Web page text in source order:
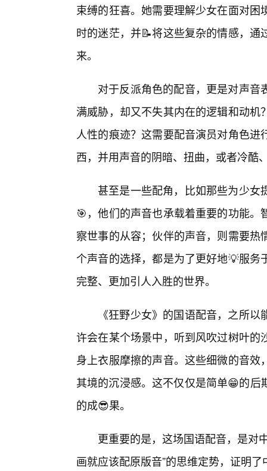
束缚的狂喜。她需要理解少女在面对
时的迷茫，并📝将这些复杂的情感，
来。
对于反派角色的配音，更是对声
满威胁，却又不失其内在的逻辑和动
人性的痕迹？这需要配音演员对角色
西，并用声音的阴暗、扭曲，或者冷酷
甚至是一些配角，比如那些为少女
🎯，他们的声音也承载着重要的功能
察世事的从容；伙伴的声音，则需要
个声音的选择，都是为了更好地💡服
完整、更加引人入胜的世界。
《狂野少女》的国语配音，之所
许会在某个场景中，听到风吹过树叶
身上衣服摩擦的声音。这些细微的音
其境的沉浸感。这不仅仅是简单😁的
的成😎果。
更重要的是，这场国语配音，是对
画就应该配原版音”的思维定势，证明